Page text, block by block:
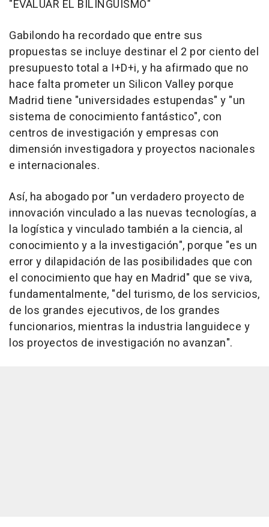
"EVALUAR EL BILINGÜISMO"
Gabilondo ha recordado que entre sus
propuestas se incluye destinar el 2 por ciento del
presupuesto total a I+D+i, y ha afirmado que no
hace falta prometer un Silicon Valley porque
Madrid tiene "universidades estupendas" y "un
sistema de conocimiento fantástico", con
centros de investigación y empresas con
dimensión investigadora y proyectos nacionales
e internacionales.
Así, ha abogado por "un verdadero proyecto de
innovación vinculado a las nuevas tecnologías, a
la logística y vinculado también a la ciencia, al
conocimiento y a la investigación", porque "es un
error y dilapidación de las posibilidades que con
el conocimiento que hay en Madrid" que se viva,
fundamentalmente, "del turismo, de los servicios,
de los grandes ejecutivos, de los grandes
funcionarios, mientras la industria languidece y
los proyectos de investigación no avanzan".